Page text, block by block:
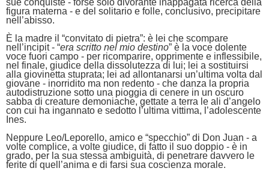
sue conquiste - forse solo divorante inappagata ricerca della
figura materna - e del solitario e folle, conclusivo, precipitare
nell’abisso.
È la madre il “convitato di pietra”: è lei che scompare
nell’incipit - “era scritto nel mio destino” è la voce dolente
voce fuori campo - per ricomparire, opprimente e inflessibile,
nel finale, giudice della dissolutezza di lui; lei a sostituirsi
alla giovinetta stuprata; lei ad allontanarsi un’ultima volta dal
giovane - inorridito ma non redento - che danza la propria
autodistruzione sotto una pioggia di cenere in un oscuro
sabba di creature demoniache, gettate a terra le ali d’angelo
con cui ha ingannato e sedotto l’ultima vittima, l’adolescente
Ines.
Neppure Leo/Leporello, amico e “specchio” di Don Juan - a
volte complice, a volte giudice, di fatto il suo doppio - è in
grado, per la sua stessa ambiguità, di penetrare davvero le
ferite di quell’anima e di farsi sua coscienza morale.